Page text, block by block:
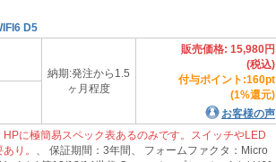
D5
納期:発注から1.5
ヶ月程度
販売価格: 15,980円
(税込)
付与ポイント:160pt
(1%還元)
お客様の声
に極簡易スペック表あるのみです。スイッチやLED
り。
、 保証期間：3年間、 フォームファクタ：Micro